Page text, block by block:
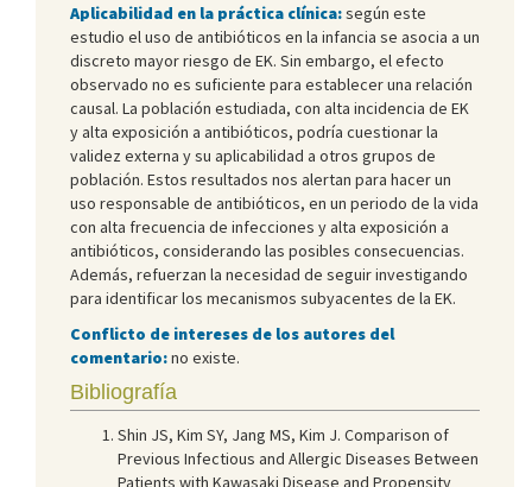
Aplicabilidad en la práctica clínica:según este
estudio el uso de antibióticos en la infancia se asocia a un
discreto mayor riesgo de EK. Sin embargo, el efecto
observado no es suficiente para establecer una relación
causal. La población estudiada, con alta incidencia de EK
y alta exposición a antibióticos, podría cuestionar la
validez externa y su aplicabilidad a otros grupos de
población. Estos resultados nos alertan para hacer un
uso responsable de antibióticos, en un periodo de la vida
con alta frecuencia de infecciones y alta exposición a
antibióticos, considerando las posibles consecuencias.
Además, refuerzan la necesidad de seguir investigando
para identificar los mecanismos subyacentes de la EK.
Conflicto de intereses de los autores del
comentario:no existe.
Bibliografía
Shin JS, Kim SY, Jang MS, Kim J. Comparison of
Previous Infectious and Allergic Diseases Between
Patients with Kawasaki Disease and Propensity